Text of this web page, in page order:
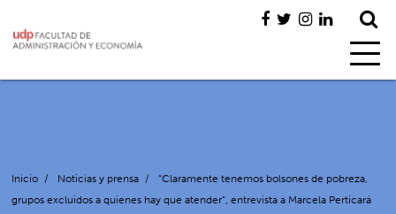
Inicio / Noticias y prensa /
“Claramente tenemos bolsones de pobreza,
grupos excluidos a quienes hay que atender”, entrevista a Marcela Perticará